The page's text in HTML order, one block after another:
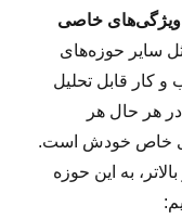
ویژگی‌های خاصی
سایر حوزه‌های
کار قابل تحلیل
هر حال هر
خاص خودش است.
چند سطر بالاتر، به این حوزه